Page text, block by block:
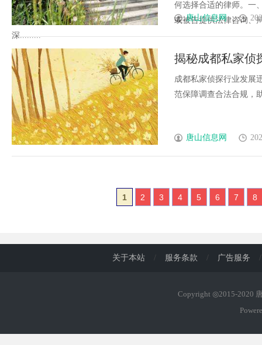
何选择合适的律师。一
或被告提供法律咨询、
深.........
唐山信息网
揭秘成都私家侦
成都私家侦探行业发展
范保障调查合法合规，
唐山信息网
1 2 3 4 5 6 7 8
关于本站 / 服务条款 / 广告服务 /
Copyright ◎2015-2020